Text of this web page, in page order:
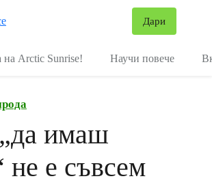
Дари
на Arctic Sunrise! Научи повече
имаш
не е съвсем